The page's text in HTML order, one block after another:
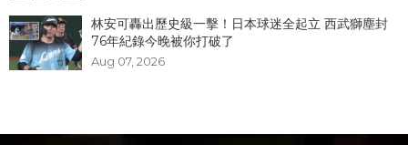
林安可轟出歷史級一擊！日本球迷全起立 西武獅塵封
76年紀錄今晚被你打破了
Aug 07, 2026